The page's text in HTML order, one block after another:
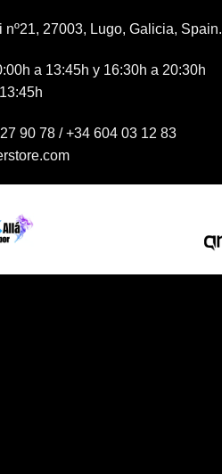
27003, Lugo, Galicia, Spain.
a 13:45h y 16:30h a 20:30h
90 78 /+34 604 03 12 83